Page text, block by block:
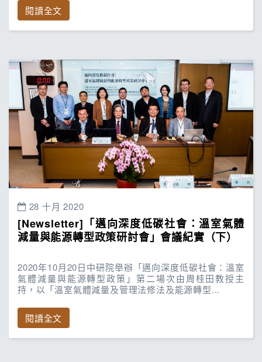
閱讀全文
28 十月 2020
[Newsletter]「邁向深度低碳社會：溫室氣體
減量與能源轉型政策研討會」會議紀實（下）
2020年10月20日中研院舉辦「邁向深度低碳社會：溫室
氣體減量與能源轉型政策」第二場次由周桂田教授主
持，以「溫室氣體減量及管理法修法及能源轉型...
閱讀全文